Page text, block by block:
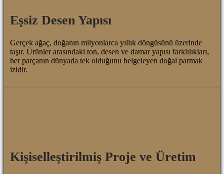
Eşsiz Desen Yapısı
Gerçek ağaç, doğanın milyonlarca yıllık döngüsünü üzerinde
taşır. Ürünler arasındaki ton, desen ve damar yapısı farklılıkları,
her parçanın dünyada tek olduğunu belgeleyen doğal parmak
izidir.
Kişiselleştirilmiş Proje ve Üretim